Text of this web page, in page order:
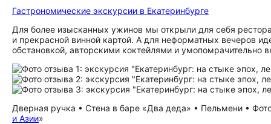
Гастрономические экскурсии в Екатеринбурге
Для более изысканных ужинов мы открыли для себя
и прекрасной винной картой. А для неформатных вечеров
обстановкой, авторскими коктейлями и умопомрачительно
Дверная ручка • Стена в баре «Два деда» • Пельмени •
и Азии»